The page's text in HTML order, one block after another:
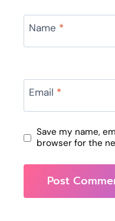
Name *
Email *
Save my name,
browser for the